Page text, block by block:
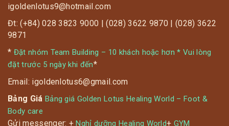
igoldenlotus9@hotmail.com
Đt: (+84) 028 3823 9000 | (028) 3622 9870 | (028) 3622
9871
* Đặt nhóm Team Building – 10 khách hoặc hơn * Vui lòng
đặt trước 5 ngày khi đến*
Email: igoldenlotus6@gmail.com
Bảng Giá Bảng giá Golden Lotus Healing World – Foot &
Body care
Gửi messenger: +Nghỉ dưỡng Healing World+ GYM